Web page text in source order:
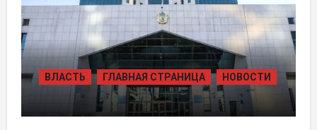
ВЛАСТЬ ГЛАВНАЯ СТРАНИЦА НОВОСТИ
В КАЗАХСТАНЕ УТВЕРЖДЕН ПЛАН
РАЗВИТИЯ ГИДРОЭНЕРГЕТИКИ ДО